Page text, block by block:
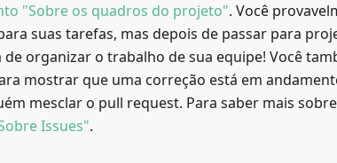
"Sobre os quadros do projeto". Você
suas tarefas, mas depois de passar para
organizar o trabalho de sua equipe! Você
mostrar que uma correção está em
mesclar o pull request. Para saber mais
Issues".